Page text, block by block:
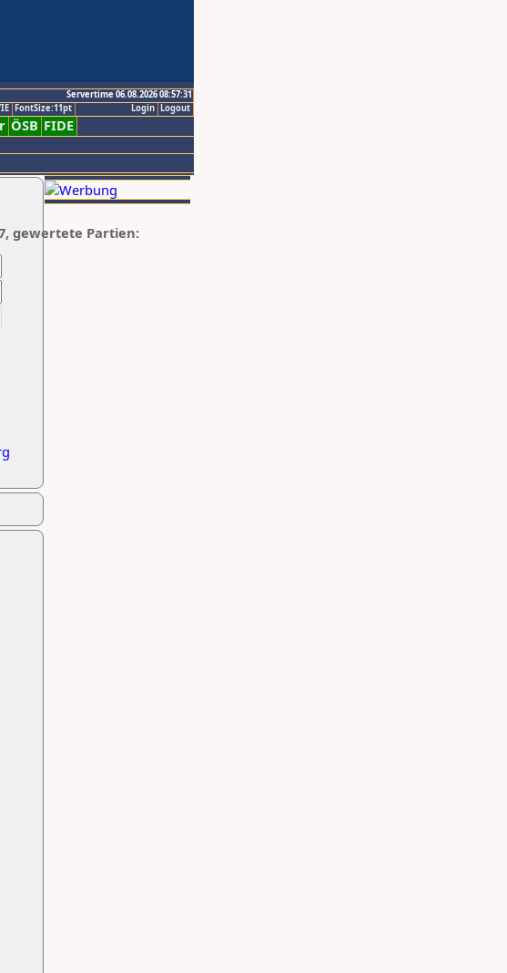
Servertime 06.08.2026 08:57:31
Logout
Login
FontSize:11pt
ÖSB FIDE
gewertete Partien: